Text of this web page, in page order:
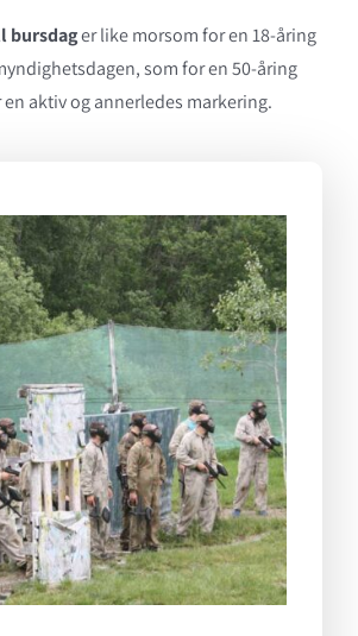
bursdager like morsom for en 18-åring
som for en 50-åring
aktiv og annerledes markering.